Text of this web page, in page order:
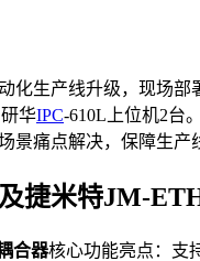
化生产线升级，现场部
华IPC-610L上位机2台
景痛点解决，保障生产
捷米特JM-
合器核心功能亮点：支